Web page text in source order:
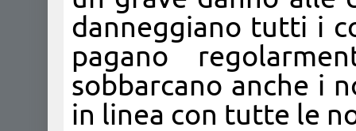
danneggiano tutti i
pagano
sobbarcano anche i
in linea con tutte le